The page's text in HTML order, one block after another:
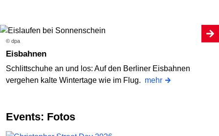
© dpa
Eisbahnen
Schlittschuhe an und los: Auf den Berliner Eisbahnen
vergehen kalte Wintertage wie im Flug. mehr
Events: Fotos